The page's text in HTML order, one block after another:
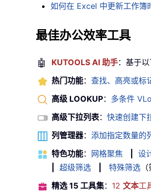
如何在 Excel 中更新工作簿
最佳办公效率工具
🤖 KUTOOLS AI 助手：基于
热门功能： 查找、高亮或标
高级 LOOKUP： 多条件
高级下拉列表： 快速创建下
列管理器： 添加指定数量的
特色功能： 网格聚焦 设
超级筛选 特殊筛选
精选 15 工具集： 12 文本工